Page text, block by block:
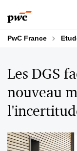
au
contenu
au
pied
dePwC France
Les DGS
nouveau